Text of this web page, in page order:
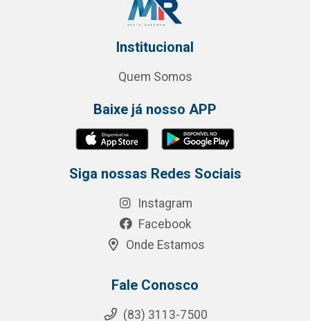
Institucional
Quem Somos
Baixe já nosso APP
Siga nossas Redes Sociais
Instagram
Facebook
Onde Estamos
Fale Conosco
(83) 3113-7500